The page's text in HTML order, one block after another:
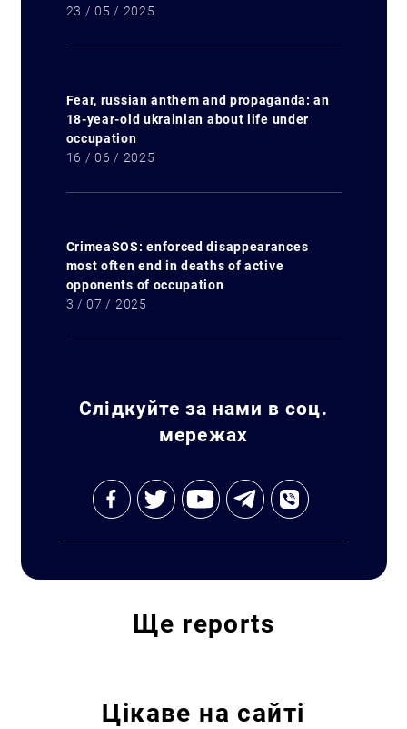
23 / 05 / 2025
Fear, russian anthem and propaganda: an
18-year-old ukrainian about life under
occupation
16 / 06 / 2025
CrimeaSOS: enforced disappearances
most often end in deaths of active
opponents of occupation
3 / 07 / 2025
Слідкуйте за нами в соц.
мережах
Ще reports
Цікаве на сайті